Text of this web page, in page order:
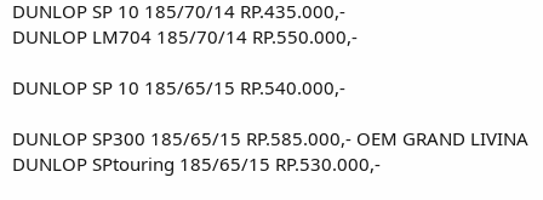
DUNLOP SP 10 185/70/14 RP.435.000,-
DUNLOP LM704 185/70/14 RP.550.000,-
DUNLOP SP 10 185/65/15 RP.540.000,-
DUNLOP SP300 185/65/15 RP.585.000,- OEM GRAND LIVINA
DUNLOP SPtouring 185/65/15 RP.530.000,-